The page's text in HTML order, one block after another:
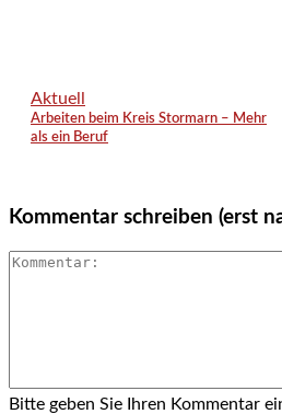
Aktuell
Arbeiten beim Kreis Stormarn – Mehr
als ein Beruf
Kommentar schreiben (erst
Bitte geben Sie Ihren Kommentar